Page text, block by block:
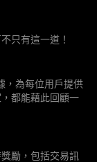
只有這一道！
，為每位用戶提供
都能藉此回顧一
勵，包括交易訊